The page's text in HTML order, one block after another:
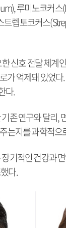
루미노코커
렙토코커스
신호 전달 체계
가 억제돼 있었
다.
존 연구와 달리,
는지를 과학적
기적인 건강과
다.